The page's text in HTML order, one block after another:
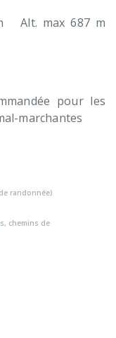
Alt. max 687 m
pour les
marchantes
randonnée)
chemins de